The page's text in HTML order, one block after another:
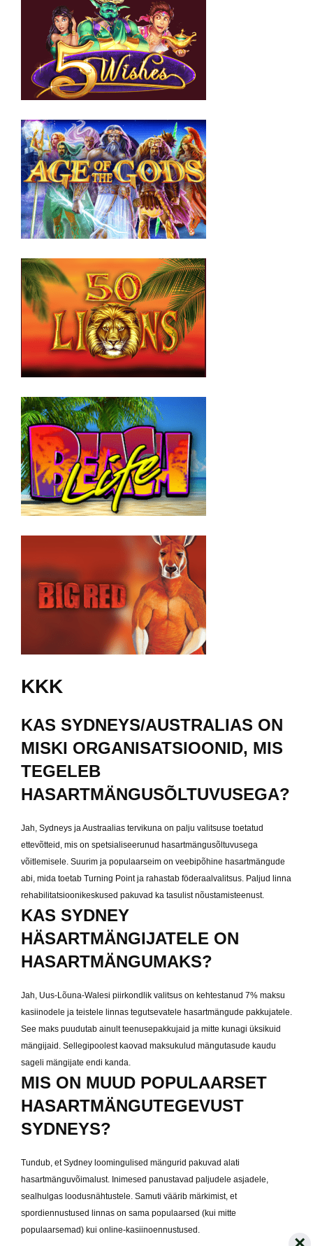
KKK
KAS SYDNEYS/AUSTRALIAS ON
MISKI ORGANISATSIOONID, MIS
TEGELEB
HASARTMÄNGUSÕLTUVUSEGA?
Jah, Sydneys ja Austraalias tervikuna on palju valitsuse toetatud
ettevõtteid, mis on spetsialiseerunud hasartmängusõltuvusega
võitlemisele. Suurim ja populaarseim on veebipõhine hasartmängude
abi, mida toetab Turning Point ja rahastab föderaalvalitsus. Paljud linna
rehabilitatsioonikeskused pakuvad ka tasulist nõustamisteenust.
KAS SYDNEY
HÄSARTMÄNGIJATELE ON
HASARTMÄNGUMAKS?
Jah, Uus-Lõuna-Walesi piirkondlik valitsus on kehtestanud 7% maksu
kasiinodele ja teistele linnas tegutsevatele hasartmängude pakkujatele.
See maks puudutab ainult teenusepakkujaid ja mitte kunagi üksikuid
mängijaid. Sellegipoolest kaovad maksukulud mängutasude kaudu
sageli mängijate endi kanda.
MIS ON MUUD POPULAARSET
HASARTMÄNGUTEGEVUST
SYDNEYS?
Tundub, et Sydney loomingulised mängurid pakuvad alati
hasartmänguvõimalust. Inimesed panustavad paljudele asjadele,
sealhulgas loodusnähtustele. Samuti väärib märkimist, et
spordiennustused linnas on sama populaarsed (kui mitte
populaarsemad) kui online-kasiinoennustused.